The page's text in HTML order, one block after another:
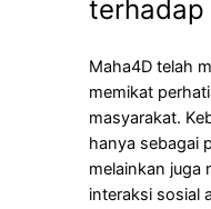
terhadap
Maha4D telah
memikat
masyarakat.
hanya sebagai
melainkan juga
interaksi sosial